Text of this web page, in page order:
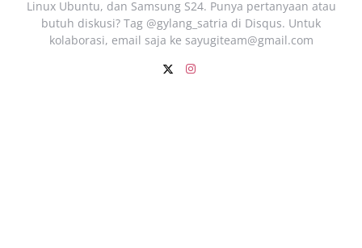
Linux Ubuntu, dan Samsung S24. Punya pertanyaan atau
butuh diskusi? Tag @gylang_satria di Disqus. Untuk
kolaborasi, email saja ke sayugiteam@gmail.com